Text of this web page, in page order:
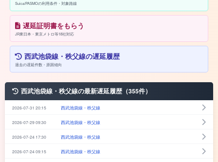
Suica/PASMOの利用条件・対象路線
遅延証明書をもらう
JR東日本・東京メトロ等18社対応
西武池袋線・秩父線の遅延履歴
過去の遅延件数・原因傾向
西武池袋線・秩父線の最新遅延履歴（355件）
2026-07-31 20:15 西武池袋線・秩父線
2026-07-29 09:30 西武池袋線・秩父線
2026-07-24 17:30 西武池袋線・秩父線
2026-07-24 09:15 西武池袋線・秩父線